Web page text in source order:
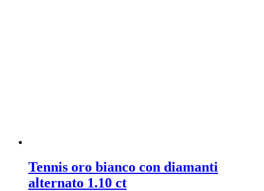
Tennis oro bianco con diamanti
alternato 1.10 ct